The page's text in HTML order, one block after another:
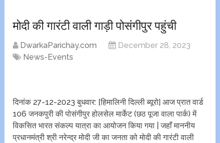
मोदी की गारंटी वाली गाड़ी पोसंगीपुर पहुंची
DwarkaParichay.com
December 28, 2023
News-Events
दिनांक 27-12-2023 बुधवार: [हिमालिनी दिल्ली ब्यूरो] आज प्रात वार्ड
106 जनकपुरी की पोसंगीपुर होलसेल मार्केट (छठ पूजा वाला पार्क) में
विकसित भारत संकल्प यात्रा का आयोजन किया गया | जहाँ माननीय
प्रधानमंत्री श्री नरेन्द्र मोदी जी का जनता को मोदी की गारंटी वाली